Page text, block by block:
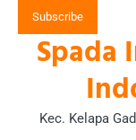
content
Subscribe
Spada
Kec. Kelapa